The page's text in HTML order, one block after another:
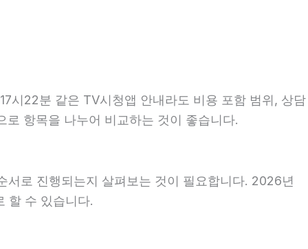
시22분 같은 TV시청앱 안내라도 비용 포함 범위, 상담
항목을 나누어 비교하는 것이 좋습니다.
로 진행되는지 살펴보는 것이 필요합니다. 2026년
할 수 있습니다.